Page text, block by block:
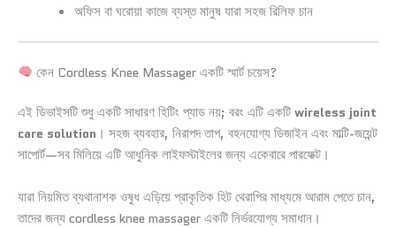
অফিস বা ঘরোয়া কাজে ব্যস্ত মানুষ যারা সহজ রিলিফ চান
কেন Cordless Knee Massager একটি স্মার্ট চয়েস?
এই ডিভাইসটি শুধু একটি সাধারণ হিটিং প্যাড নয়; বরং এটি একটিwireless joint
care solution । সহজ ব্যবহার, নিরাপদ তাপ, বহনযোগ্য ডিজাইন এবং মাল্টি-জয়েন্ট
সাপোর্ট—সব মিলিয়ে এটি আধুনিক লাইফস্টাইলের জন্য একেবারে পারফেক্ট।
যারা নিয়মিত ব্যথানাশক ওষুধ এড়িয়ে প্রাকৃতিক হিট থেরাপির মাধ্যমে আরাম পেতে চান,
তাদের জন্য cordless knee massager একটি নির্ভরযোগ্য সমাধান।